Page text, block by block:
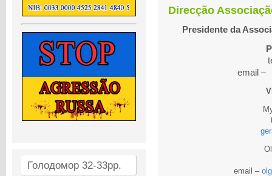
Голодомор 32-33рр.
Direcção
Presidente da
email –
email –